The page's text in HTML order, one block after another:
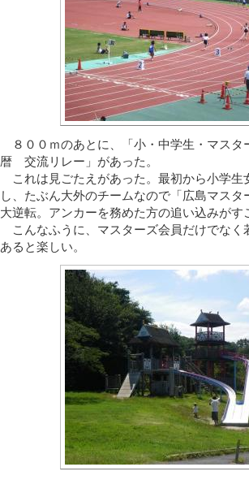
８００ｍのあとに、「小・中学生・マスタ
暦 交流リレー」があった。
これは見ごたえがあった。最初から小学生
し、たぶん大外のチームなので「広島マス
大逆転。アンカーを務めた方の追い込みがす
こんなふうに、マスターズ会員だけでなく
あると楽しい。